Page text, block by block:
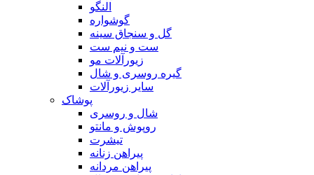
النگو
گوشواره
گل و سنجاق سینه
ست و نیم ست
زیورآلات مو
گیره روسری و شال
سایر زیورآلات
پوشاک
شال و روسری
روپوش و مانتو
تیشرت
پیراهن زنانه
پیراهن مردانه